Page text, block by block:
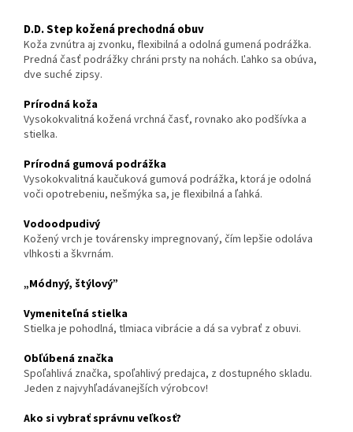
D.D. Step kožená prechodná obuv
Koža zvnútra aj zvonku, flexibilná a odolná gumená podrážka.
Predná časť podrážky chráni prsty na nohách. Ľahko sa obúva,
dve suché zipsy.
Prírodná koža
Vysokokvalitná kožená vrchná časť, rovnako ako podšívka a
stielka.
Prírodná gumová podrážka
Vysokokvalitná kaučuková gumová podrážka, ktorá je odolná
voči opotrebeniu, nešmýka sa, je flexibilná a ľahká.
Vodoodpudivý
Kožený vrch je továrensky impregnovaný, čím lepšie odoláva
vlhkosti a škvrnám.
„Módnyý, štýlový”
Vymeniteľná stielka
Stielka je pohodlná, tlmiaca vibrácie a dá sa vybrať z obuvi.
Obľúbená značka
Spoľahlivá značka, spoľahlivý predajca, z dostupného skladu.
Jeden z najvyhľadávanejších výrobcov!
Ako si vybrať správnu veľkosť?